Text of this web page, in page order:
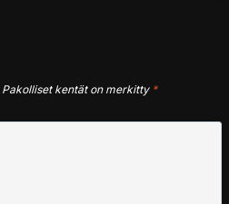
Pakolliset kentät on merkitty *